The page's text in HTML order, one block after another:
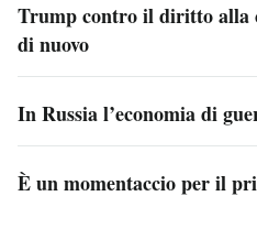
Trump contro il diritto alla
di nuovo
In Russia l’economia di
È un momentaccio per il